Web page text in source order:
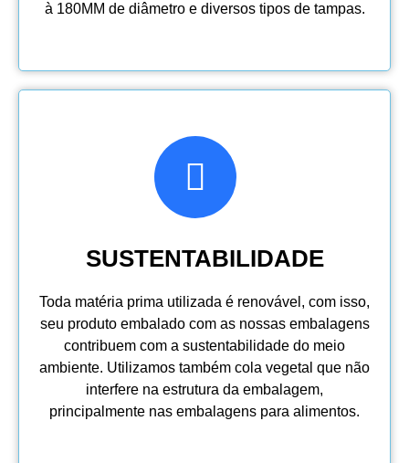
à 180MM de diâmetro e diversos tipos de tampas.
SUSTENTABILIDADE
Toda matéria prima utilizada é renovável, com isso,
seu produto embalado com as nossas embalagens
contribuem com a sustentabilidade do meio
ambiente. Utilizamos também cola vegetal que não
interfere na estrutura da embalagem,
principalmente nas embalagens para alimentos.